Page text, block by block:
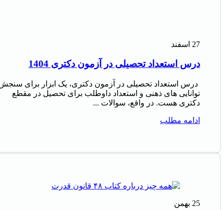
27 اسفند
درس استعداد تحصیلی در آزمون دکتری 1404
درس استعداد تحصیلی در آزمون دکتری، یک ابزار برای
توانایی های ذهنی و استعداد داوطلب برای تحصیل در مقطع
دکتری هست. در واقع، سوالات ...
ادامه مطلب
25 بهمن